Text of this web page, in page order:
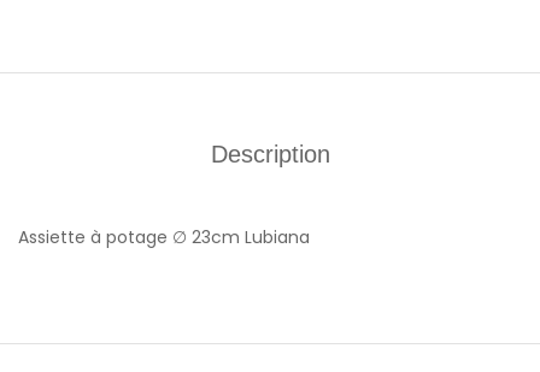
Description
Assiette à potage ∅ 23cm Lubiana